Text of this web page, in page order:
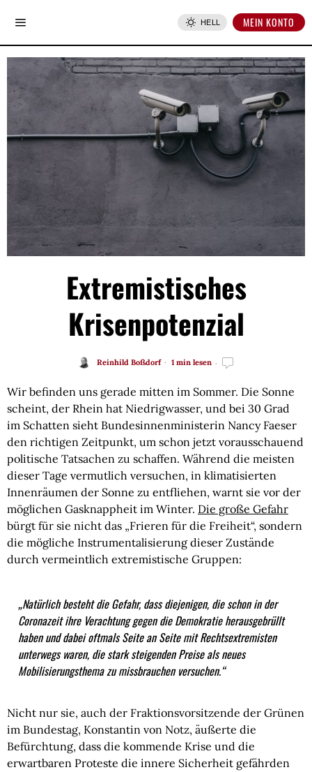
HELL MEIN KONTO
Extremistisches
Krisenpotenzial
Reinhild Boßdorf 1 min lesen
Wir befinden uns gerade mitten im Sommer. Die Sonne
scheint, der Rhein hat Niedrigwasser, und bei 30 Grad
im Schatten sieht Bundesinnenministerin Nancy Faeser
den richtigen Zeitpunkt, um schon jetzt vorausschauend
politische Tatsachen zu schaffen. Während die meisten
dieser Tage vermutlich versuchen, in klimatisierten
Innenräumen der Sonne zu entfliehen, warnt sie vor der
möglichen Gasknappheit im Winter. Die große Gefahr
bürgt für sie nicht das „Frieren für die Freiheit“, sondern
die mögliche Instrumentalisierung dieser Zustände
durch vermeintlich extremistische Gruppen:
„Natürlich besteht die Gefahr, dass diejenigen, die schon in der
Coronazeit ihre Verachtung gegen die Demokratie herausgebrüllt
haben und dabei oftmals Seite an Seite mit Rechtsextremisten
unterwegs waren, die stark steigenden Preise als neues
Mobilisierungsthema zu missbrauchen versuchen.“
Nicht nur sie, auch der Fraktionsvorsitzende der Grünen
im Bundestag, Konstantin von Notz, äußerte die
Befürchtung, dass die kommende Krise und die
erwartbaren Proteste die innere Sicherheit gefährden